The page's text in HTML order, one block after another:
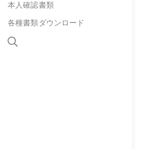
本人確認書類
各種書類ダウンロード